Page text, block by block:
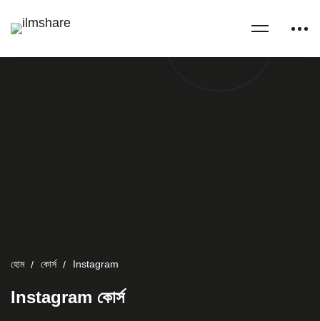
হোম কোর্স Instagram
Instagram কোর্স